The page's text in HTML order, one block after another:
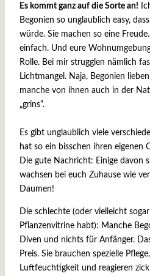
Es kommt ganz auf die Sorte an!
Begonien so unglaublich easy,
würde. Sie machen so eine
einfach. Und eure
Rolle. Bei mir strugglen nämlich
Lichtmangel. Naja, Begonien
manche von ihnen auch in der
„grins“.
Es gibt unglaublich viele
hat so ein bisschen ihren eigenen
Die gute Nachricht: Einige davon
wachsen bei euch Zuhause wie
Daumen!
Die schlechte (oder vielleicht
Pflanzenvitrine habt): Manche
Diven und nichts für Anfänger.
Preis. Sie brauchen spezielle
Luftfeuchtigkeit und reagieren